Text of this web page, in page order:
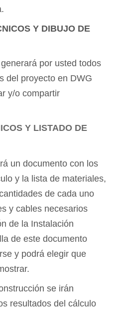
Y DIBUJO DE
por usted todos
del proyecto en DWG
y/o compartir
Y LISTADO DE
un documento con los
y la lista de materiales,
de cada uno
y cables necesarios
de la Instalación
de este documento
y podrá elegir que
se irán
resultados del cálculo